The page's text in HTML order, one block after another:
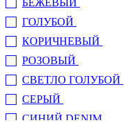
ГОЛУБОЙ
КОРИЧНЕВЫЙ
РОЗОВЫЙ
СВЕТЛО ГОЛУБОЙ
СЕРЫЙ
СИНИЙ DENIM